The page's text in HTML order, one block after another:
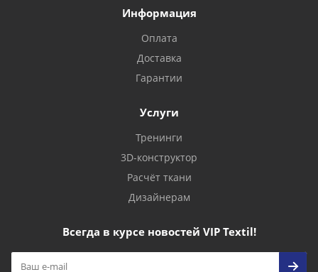
Информация
Оплата
Доставка
Гарантии
Услуги
Тренинги
3D-конструктор
Расчёт ткани
Дизайнерам
Всегда в курсе новостей VIP Textil!